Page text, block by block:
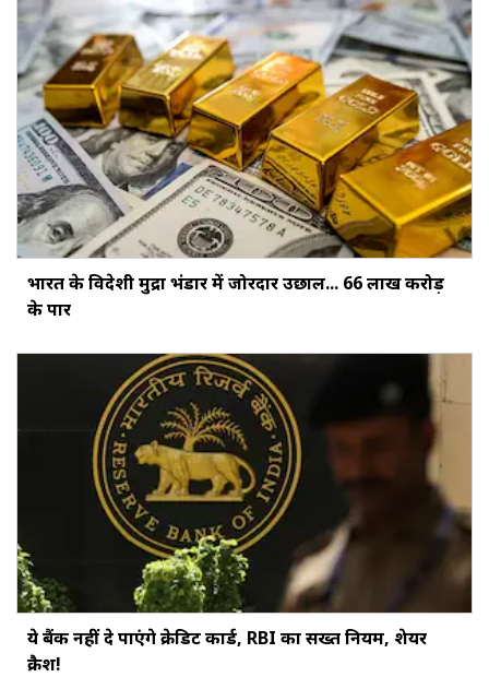
भारत के विदेशी मुद्रा भंडार में जोरदार उछाल... ₹66 लाख करोड़
के पार
ये बैंक नहीं दे पाएंगे क्रेडिट कार्ड, RBI का सख्‍त नियम, शेयर
क्रैश!